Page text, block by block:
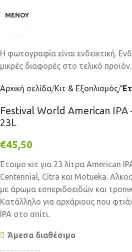
ΜΕΝΟΎ
Αρχική σελίδα Κιτ & Εξοπλισμός
Festival World American IPA
23L
€45,50
Έτοιμο κιτ για 23 λίτρα American
Centennial, Citra και Motueka.
με άρωμα εσπεριδοειδών και
Κατάλληλο για αρχάριους που
IPA στο σπίτι.
Άμεσα διαθέσιμο